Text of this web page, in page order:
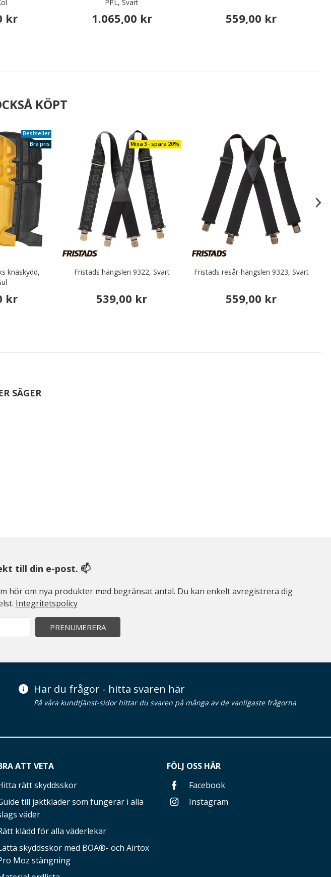
kr
PPL, Svart
1.065,00 kr 559,00 kr
KÖPT
Bestseller
Bra pris
knäskydd,
kr
Mixa 3 - spara 20%
Fristads hängslen 9322, Svart
539,00 kr
Fristads resår-hängslen 9323, Svart
559,00 kr
SÄGER
till din e-post. 📫
hör om nya produkter med begränsat antal. Du kan enkelt avregistrera dig
Integritetspolicy
PRENUMERERA
Har du frågor - hitta svaren här
På våra kundtjänst-sidor hittar du svaren på många av de vanligaste frågorna
ATT VETA
rätt skyddsskor
till jaktkläder som fungerar i alla
väder
klädd för alla väderlekar
skyddsskor med BOA®- och Airtox
Moz stängning
FÖLJ OSS HÄR
Facebook
Instagram